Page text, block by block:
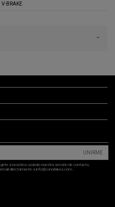
V-BRAKE
UNIRME
a nosotros usando nuestra sección de contacto,
directamente a info@conorbikes.com.